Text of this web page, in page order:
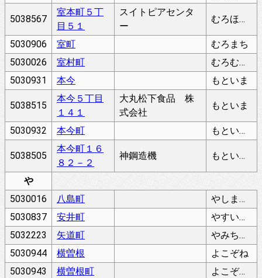
5038567
室本町５丁
目５１
スイトピアセンタ
ー
むろほんまち
5030906 室町
むろまち
5030026
室村町
むろむらちょう
5030931
本今 もといま
5038515
本今５丁目
１４１
大丸松下食品 株
式会社
もといま
5030932 本今町 もといまちょう
5038505
本今町１６
８２－２
神鋼造機 もといまちょう
や
5030016
八島町
やしまちょう
5030837
安井町
やすいちょう
5032223
矢道町
やみちちょう
5030944
横曽根
よこぞね
5030943
横曽根町
よこぞねちょう